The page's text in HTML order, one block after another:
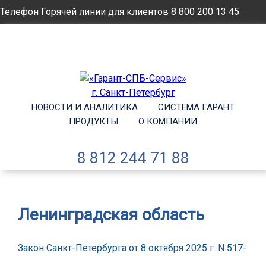
Телефон Горячей линии для клиентов 8 800 200 13 45
НОВОСТИ И АНАЛИТИКА
СИСТЕМА ГАРАНТ
ПРОДУКТЫ
О КОМПАНИИ
8 812 244 71 88
Ленинградская область
Закон Санкт-Петербурга от 8 октября 2025 г. N 517-